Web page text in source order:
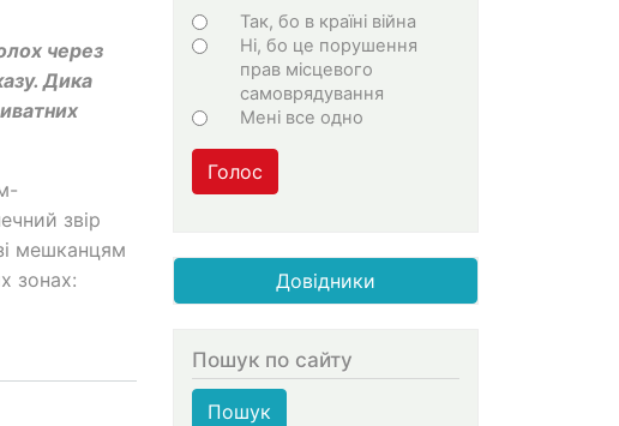
через
Дика
звір
мешканцям
зонах:
Варіанти
Так, бо в країні війна
Ні, бо це порушення
прав місцевого
самоврядування
Мені все одно
Голос
Довідники
Пошук по сайту
Пошук